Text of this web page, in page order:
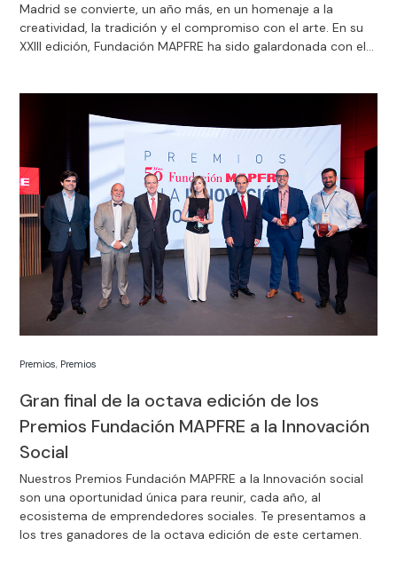
Madrid se convierte, un año más, en un homenaje a la
creatividad, la tradición y el compromiso con el arte. En su
XXIII edición, Fundación MAPFRE ha sido galardonada con el
Gran final de la octava edición de los
Premios Fundación MAPFRE a la Innovación
Social
Premios, Premios
Nuestros Premios Fundación MAPFRE a la Innovación social
son una oportunidad única para reunir, cada año, al
ecosistema de emprendedores sociales. Te presentamos a
los tres ganadores de la octava edición de este certamen.